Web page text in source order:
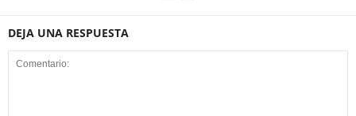
DEJA UNA RESPUESTA